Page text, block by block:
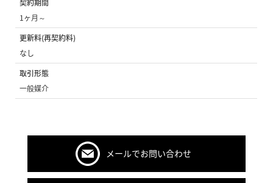
契約期間
1ヶ月～
更新料(再契約料)
なし
取引形態
一般媒介
メールでお問い合わせ